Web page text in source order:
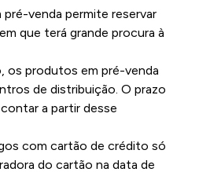
venda permite reservar
que terá grande procura à
os produtos em pré-venda
de distribuição. O prazo
a partir desse
com cartão de crédito só
do cartão na data de